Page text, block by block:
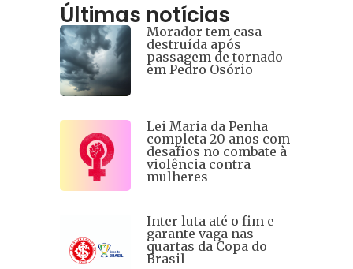
Últimas notícias
Morador tem casa
destruída após
passagem de tornado
em Pedro Osório
Lei Maria da Penha
completa 20 anos com
desafios no combate à
violência contra
mulheres
Inter luta até o fim e
garante vaga nas
quartas da Copa do
Brasil